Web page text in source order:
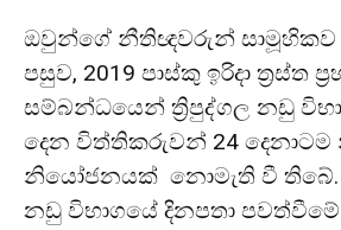
ඔවුන්ගේ නීතිඥවරුන් සාමූහිකව
පසුව, 2019 පාස්කු ඉරිදා ත්‍රස්ත
සම්බන්ධයෙන් ත්‍රිපුද්ගල නඩු
දෙන විත්තිකරුවන් 24
නියෝජනයක් නොමැති වී තිබේ.
නඩු විභාගයේ දිනපතා